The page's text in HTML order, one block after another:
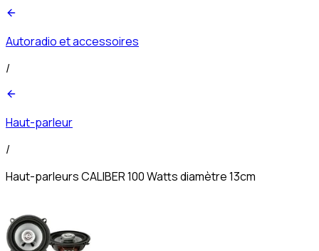
Autoradio et accessoires
/
Haut-parleur
/
Haut-parleurs CALIBER 100 Watts diamètre 13cm